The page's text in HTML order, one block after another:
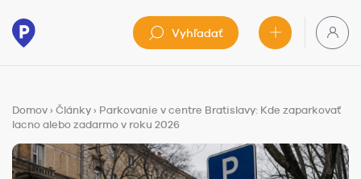
Vyhľadať
Domov › Články › Parkovanie v centre Bratislavy: Kde zaparkovať
lacno alebo zadarmo v roku 2026